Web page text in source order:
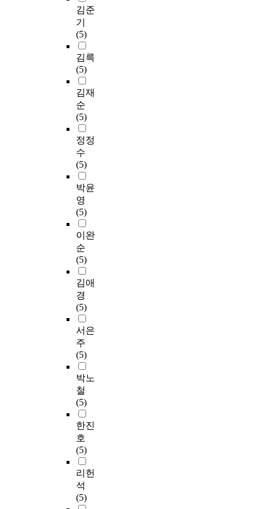
김준
기
(5)
김륵
(5)
김재
순
(5)
정정
수
(5)
박윤
영
(5)
이완
순
(5)
김애
경
(5)
서은
주
(5)
박노
철
(5)
한진
호
(5)
리헌
석
(5)